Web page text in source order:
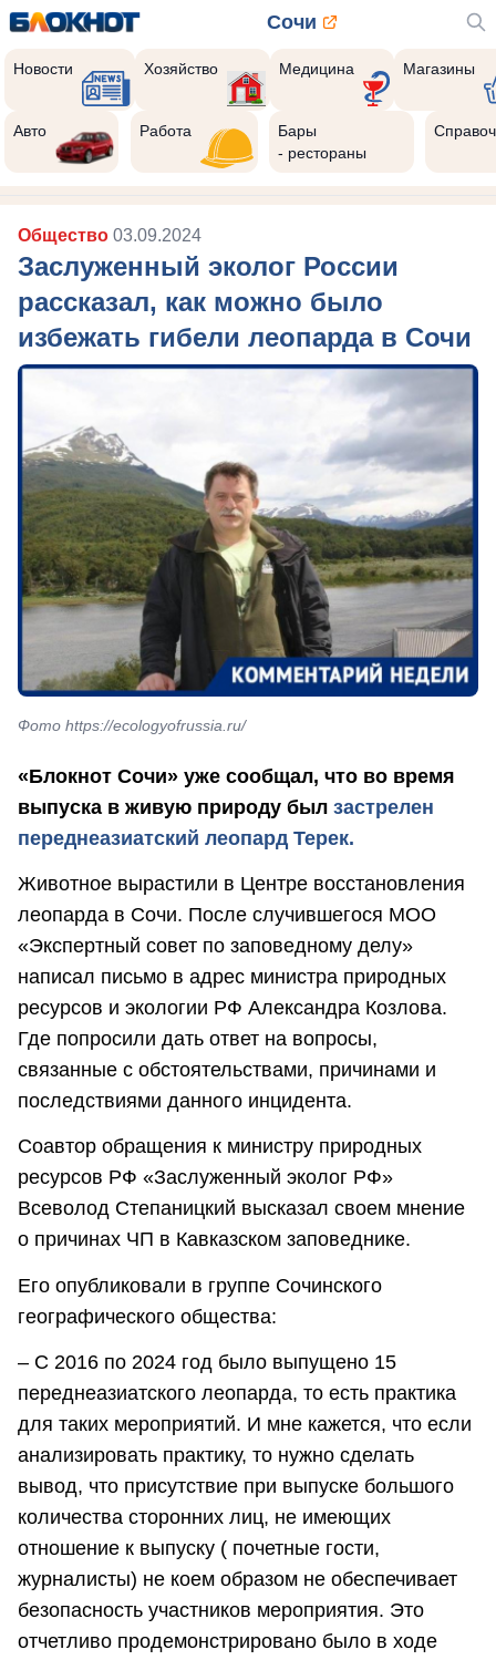
Сочи
Новости Хозяйство Медицина Магазины
Авто Работа
Бары
- рестораны
Общество 03.09.2024
Заслуженный эколог России
рассказал, как можно было
избежать гибели леопарда в Сочи
Фото https://ecologyofrussia.ru/
«Блокнот Сочи» уже сообщал, что во время
выпуска в живую природу был застрелен
переднеазиатский леопард Терек.
Животное вырастили в Центре восстановления
леопарда в Сочи. После случившегося МОО
«Экспертный совет по заповедному делу»
написал письмо в адрес министра природных
ресурсов и экологии РФ Александра Козлова.
Где попросили дать ответ на вопросы,
связанные с обстоятельствами, причинами и
последствиями данного инцидента.
Соавтор обращения к министру природных
ресурсов РФ «Заслуженный эколог РФ»
Всеволод Степаницкий высказал своем мнение
о причинах ЧП в Кавказском заповеднике.
Его опубликовали в группе Сочинского
географического общества:
– С 2016 по 2024 год было выпущено 15
переднеазиатского леопарда, то есть практика
для таких мероприятий. И мне кажется, что если
анализировать практику, то нужно сделать
вывод, что присутствие при выпуске большого
количества сторонних лиц, не имеющих
отношение к выпуску ( почетные гости,
журналисты) не коем образом не обеспечивает
безопасность участников мероприятия. Это
отчетливо продемонстрировано было в ходе